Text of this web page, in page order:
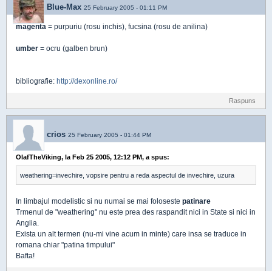
Blue-Max 25 February 2005 - 01:11 PM
magenta = purpuriu (rosu inchis), fucsina (rosu de anilina)
umber = ocru (galben brun)
bibliografie: http://dexonline.ro/
Raspuns
crios 25 February 2005 - 01:44 PM
OlafTheViking, la Feb 25 2005, 12:12 PM, a spus:
weathering=invechire, vopsire pentru a reda aspectul de invechire, uzura
In limbajul modelistic si nu numai se mai foloseste patinare
Trmenul de "weathering" nu este prea des raspandit nici in State si nici in
Anglia.
Exista un alt termen (nu-mi vine acum in minte) care insa se traduce in
romana chiar "patina timpului"
Bafta!